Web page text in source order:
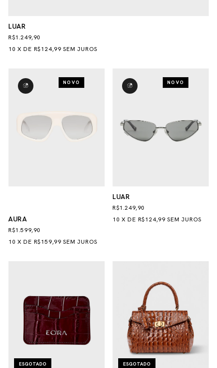
LUAR
R$1.249,90
10 XDE R$124,99 SEM JUROS
NOVO
AURA
R$1.599,90
10 XDE R$159,99 SEM JUROS
NOVO
LUAR
R$1.249,90
10 XDE R$124,99 SEM JUROS
ESGOTADO ESGOTADO